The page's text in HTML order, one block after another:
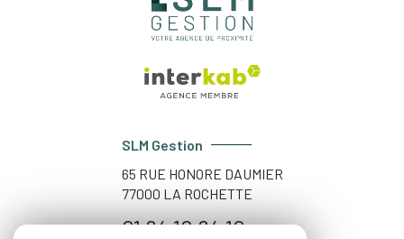
SLM Gestion
65 RUE HONORE DAUMIER
77000 LA ROCHETTE
01 64 10 64 10